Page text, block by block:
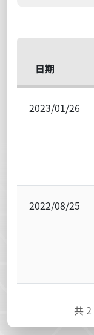
日期
2023/01/26
2022/08/25
共2